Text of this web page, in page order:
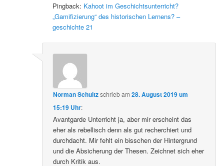
Pingback: Kahoot im Geschichtsunterricht?
„Gamifizierung“ des historischen Lernens? –
geschichte 21
Norman Schultzschriebam28. August 2019 um
15:19 Uhr:
Avantgarde Unterricht ja, aber mir erscheint das
eher als rebellisch denn als gut recherchiert und
durchdacht. Mir fehlt ein bisschen der Hintergrund
und die Absicherung der Thesen. Zeichnet sich eher
durch Kritik aus.